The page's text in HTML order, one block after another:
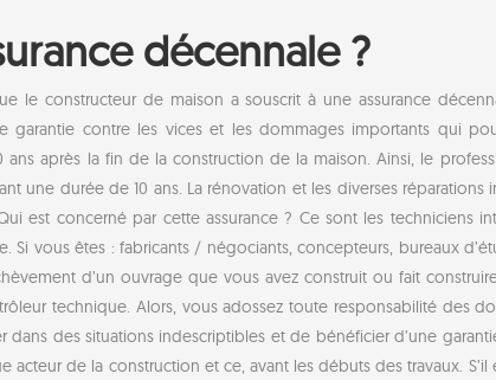
décennale ?
le constructeur de maison a souscrit à une assurance
garantie contre les vices et les dommages importants qui
après la fin de la construction de la maison. Ainsi, le
une durée de 10 ans. La rénovation et les diverses réparations
est concerné par cette assurance ? Ce sont les
Si vous êtes : fabricants / négociants, concepteurs, bureaux
d’un ouvrage que vous avez construit ou fait
technique. Alors, vous adossez toute responsabilité des
dans des situations indescriptibles et de bénéficier d’une
acteur de la construction et ce, avant les débuts des travaux.